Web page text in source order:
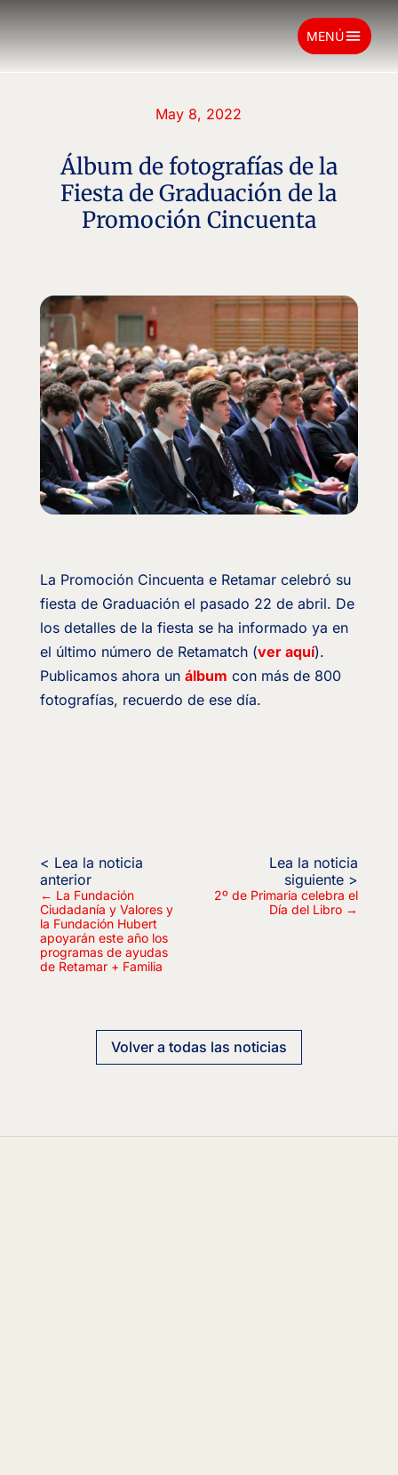
MENÚmenu
May 8, 2022
Álbum de fotografías de la
Fiesta de Graduación de la
Promoción Cincuenta
La Promoción Cincuenta e Retamar celebró su
fiesta de Graduación el pasado 22 de abril. De
los detalles de la fiesta se ha informado ya en
el último número de Retamatch (ver aquí).
Publicamos ahora un álbum con más de 800
fotografías, recuerdo de ese día.
← La Fundación
Ciudadanía y Valores y
la Fundación Hubert
apoyarán este año los
programas de ayudas
de Retamar + Familia
2º de Primaria celebra el
Día del Libro →
Volver a todas las noticias